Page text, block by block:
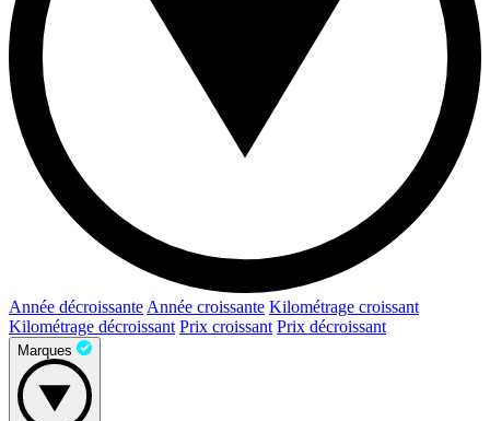
Année décroissante Année croissante Kilométrage croissant
Kilométrage décroissant Prix croissant Prix décroissant
Marques